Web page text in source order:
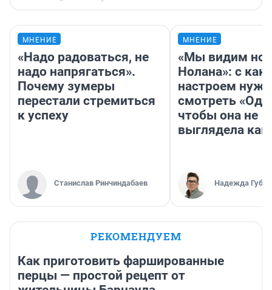
МНЕНИЕ
«Надо радоваться, не
надо напрягаться».
Почему зумеры
перестали стремиться
к успеху
Станислав Ринчиндабаев
МНЕНИЕ
«Мы видим
Нолана»: с
настроем
смотреть
чтобы она не
выглядела как
Надежда
РЕКОМЕНДУЕМ
Как приготовить фаршированные
перцы — простой рецепт от